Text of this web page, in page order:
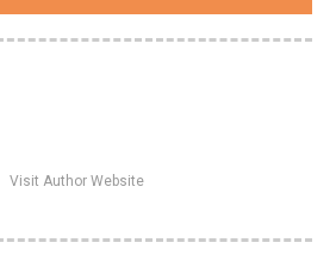
Visit Author Website